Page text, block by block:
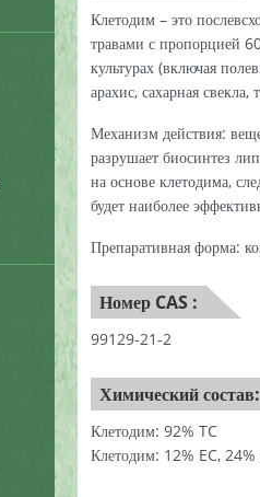
Клетодим – это
травами с пропорцией
культурах (включая
арахис, сахарная
Механизм действия:
разрушает биосинтез
на основе клетодима,
будет наиболее
Препаративная форма:
Номер CAS :
99129-21-2
Химический состав:
Клетодим: 92% TC
Клетодим: 12% EC,